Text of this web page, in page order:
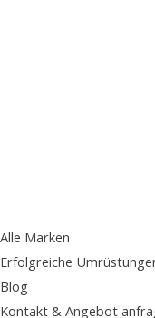
Alle Marken
Erfolgreiche
Blog
Kontakt & Angebot